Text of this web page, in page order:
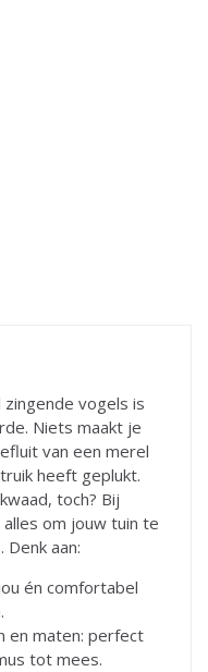
vogels is
Niets maakt je
van een merel
heeft geplukt.
toch? Bij
om jouw tuin te
aan:
én comfortabel
en maten: perfect
tot mees.